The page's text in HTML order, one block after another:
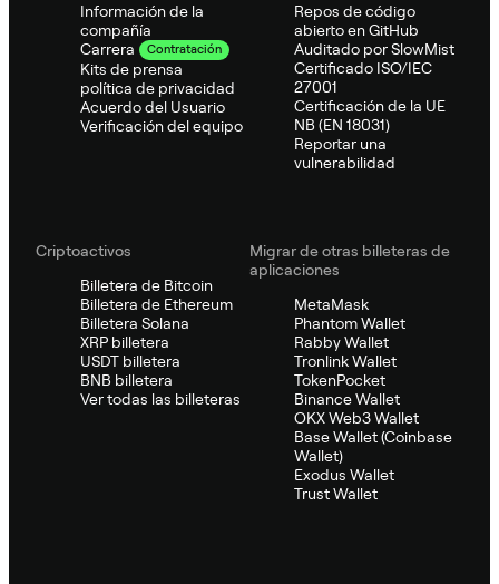
Información de la
compañía
Carrera
Contratación
Kits de prensa
política de privacidad
Acuerdo del Usuario
Verificación del equipo
Repos de código
abierto en GitHub
Auditado por SlowMist
Certificado ISO/IEC
27001
Certificación de la UE
NB (EN 18031)
Reportar una
vulnerabilidad
Criptoactivos
Billetera de Bitcoin
Billetera de Ethereum
Billetera Solana
XRP billetera
USDT billetera
BNB billetera
Ver todas las billeteras
Migrar de otras billeteras de
aplicaciones
MetaMask
Phantom Wallet
Rabby Wallet
Tronlink Wallet
TokenPocket
Binance Wallet
OKX Web3 Wallet
Base Wallet (Coinbase
Wallet)
Exodus Wallet
Trust Wallet